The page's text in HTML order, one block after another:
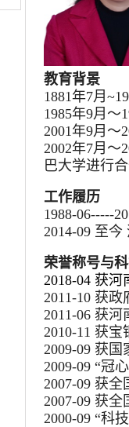
教育背景
1881年7月
1985年9月～
2001年9月～
2002年7月～
巴大学进行
工作履历
1988-06-----
2014-09 至
荣誉称号与
2018-04 获河
2011-10 获政
2011-06 获河
2010-11 获宝
2009-09 获国
2009-09 “冠
2007-09 获全
2007-09 获全
2000-09 “科